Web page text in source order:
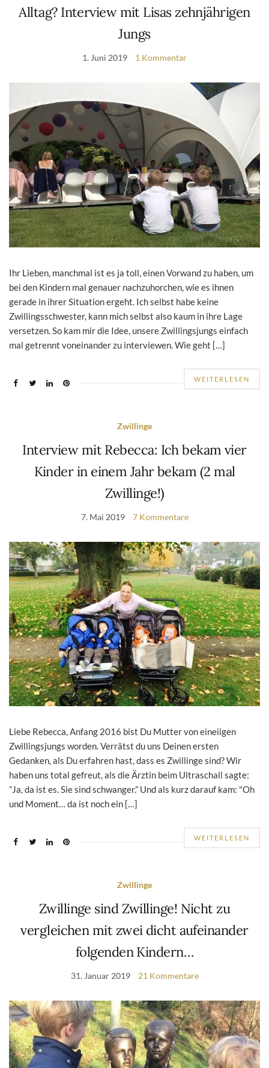
Alltag? Interview mit Lisas zehnjährigen
Jungs
1. Juni 2019 1 Kommentar
Ihr Lieben, manchmal ist es ja toll, einen Vorwand zu haben, um
bei den Kindern mal genauer nachzuhorchen, wie es ihnen
gerade in ihrer Situation ergeht. Ich selbst habe keine
Zwillingsschwester, kann mich selbst also kaum in ihre Lage
versetzen. So kam mir die Idee, unsere Zwillingsjungs einfach
mal getrennt voneinander zu interviewen. Wie geht […]
WEITERLESEN
Zwillinge
Interview mit Rebecca: Ich bekam vier
Kinder in einem Jahr bekam (2 mal
Zwillinge!)
7. Mai 2019 7 Kommentare
Liebe Rebecca, Anfang 2016 bist Du Mutter von eineiigen
Zwillingsjungs worden. Verrätst du uns Deinen ersten
Gedanken, als Du erfahren hast, dass es Zwillinge sind? Wir
haben uns total gefreut, als die Ärztin beim Ultraschall sagte:
”Ja, da ist es. Sie sind schwanger.” Und als kurz darauf kam: "Oh
und Moment… da ist noch ein […]
WEITERLESEN
Zwillinge
Zwillinge sind Zwillinge! Nicht zu
vergleichen mit zwei dicht aufeinander
folgenden Kindern…
31. Januar 2019 21 Kommentare